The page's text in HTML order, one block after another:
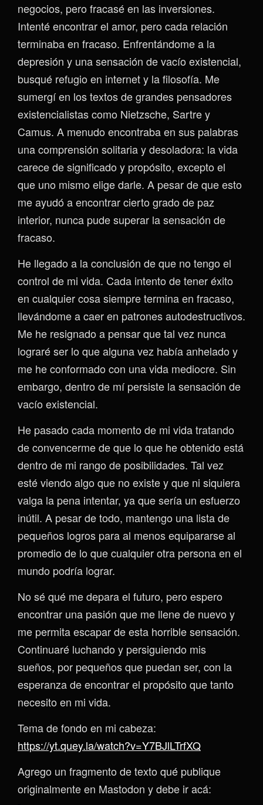
negocios, pero fracasé en las inversiones.
Intenté encontrar el amor, pero cada relación
terminaba en fracaso. Enfrentándome a la
depresión y una sensación de vacío existencial,
busqué refugio en internet y la filosofía. Me
sumergí en los textos de grandes pensadores
existencialistas como Nietzsche, Sartre y
Camus. A menudo encontraba en sus palabras
una comprensión solitaria y desoladora: la vida
carece de significado y propósito, excepto el
que uno mismo elige darle. A pesar de que esto
me ayudó a encontrar cierto grado de paz
interior, nunca pude superar la sensación de
fracaso.
He llegado a la conclusión de que no tengo el
control de mi vida. Cada intento de tener éxito
en cualquier cosa siempre termina en fracaso,
llevándome a caer en patrones autodestructivos.
Me he resignado a pensar que tal vez nunca
lograré ser lo que alguna vez había anhelado y
me he conformado con una vida mediocre. Sin
embargo, dentro de mí persiste la sensación de
vacío existencial.
He pasado cada momento de mi vida tratando
de convencerme de que lo que he obtenido está
dentro de mi rango de posibilidades. Tal vez
esté viendo algo que no existe y que ni siquiera
valga la pena intentar, ya que sería un esfuerzo
inútil. A pesar de todo, mantengo una lista de
pequeños logros para al menos equipararse al
promedio de lo que cualquier otra persona en el
mundo podría lograr.
No sé qué me depara el futuro, pero espero
encontrar una pasión que me llene de nuevo y
me permita escapar de esta horrible sensación.
Continuaré luchando y persiguiendo mis
sueños, por pequeños que puedan ser, con la
esperanza de encontrar el propósito que tanto
necesito en mi vida.
Tema de fondo en mi cabeza:
https://yt.quey.la/watch?v=Y7BJlLTrfXQ
Agrego un fragmento de texto qué publique
originalmente en Mastodon y debe ir acá: